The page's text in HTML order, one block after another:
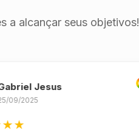
a alcançar seus objetivos!
Jesus